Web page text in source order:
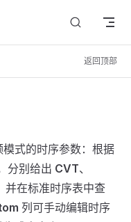
返回顶部
式的时序参数：根据
分别给出 CVT、
并在标准时序表中查
列可手动编辑时序